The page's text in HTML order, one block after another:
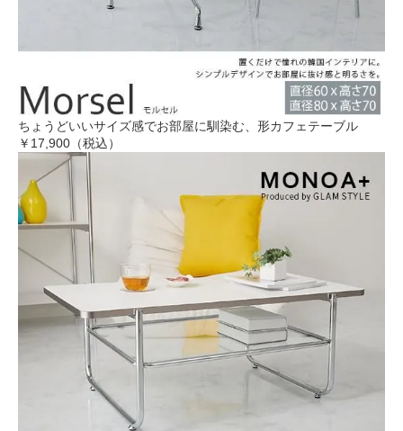
ちょうどいいサイズ感でお部屋に馴染む、形カフェテーブル
￥17,900（税込）